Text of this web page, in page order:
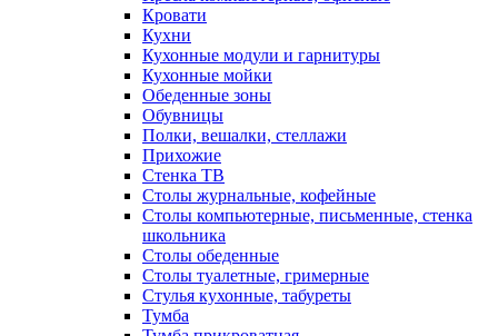
Кровати
Кухни
Кухонные модули и гарнитуры
Кухонные мойки
Обеденные зоны
Обувницы
Полки, вешалки, стеллажи
Прихожие
Стенка ТВ
Столы журнальные, кофейные
Столы компьютерные, письменные, стенка
школьника
Столы обеденные
Столы туалетные, гримерные
Стулья кухонные, табуреты
Тумба